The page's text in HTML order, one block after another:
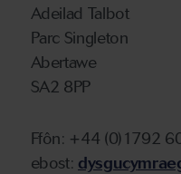
Adeilad Talbot
Parc Singleton
Abertawe
SA2 8PP
Ffôn: +44 (0)1792
ebost: